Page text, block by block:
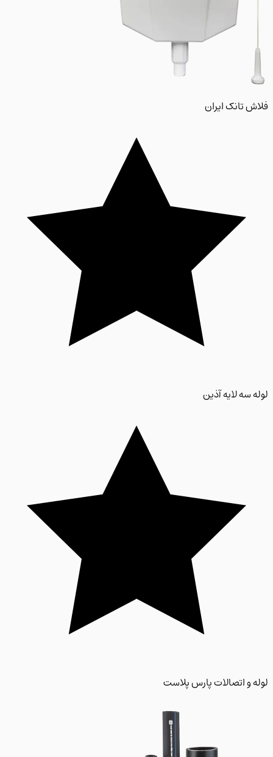
تانک ایران
سه لایه آذین
و اتصالات پارس پلاست